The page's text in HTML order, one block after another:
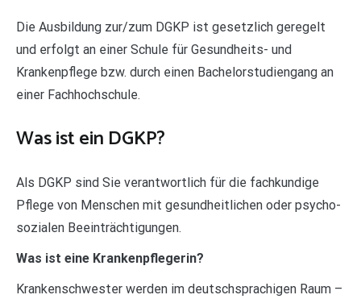
Die Ausbildung zur/zum DGKP ist gesetzlich geregelt
und erfolgt an einer Schule für Gesundheits- und
Krankenpflege bzw. durch einen Bachelorstudiengang an
einer Fachhochschule.
Was ist ein DGKP?
Als DGKP sind Sie verantwortlich für die fachkundige
Pflege von Menschen mit gesundheitlichen oder psycho-
sozialen Beeinträchtigungen.
Was ist eine Krankenpflegerin?
Krankenschwester werden im deutschsprachigen Raum –